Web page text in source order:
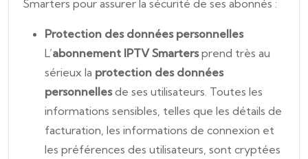
Smarters pour assurer la sécurité de ses abonnés :
Protection des données personnelles
L’abonnement IPTV Smartersprend très au
sérieux la protection des données
personnellesde ses utilisateurs. Toutes les
informations sensibles, telles que les détails de
facturation, les informations de connexion et
les préférences des utilisateurs, sont cryptées